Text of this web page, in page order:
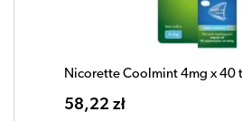
Nicorette Coolmint 4mg x 40
58,22 zł